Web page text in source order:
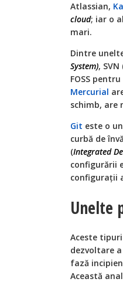
Atlassian,
cloud; iar o
mari.
Dintre
System),
FOSS
Mercurial
schimb, are
Git este o
curbă de
(Integrated
configurării
configuraţii
Unelte
Aceste
dezvoltare a
fază
Această